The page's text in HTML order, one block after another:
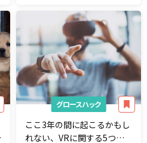
グロースハック
ここ3年の間に起こるかもし
れない、VRに関する5つの